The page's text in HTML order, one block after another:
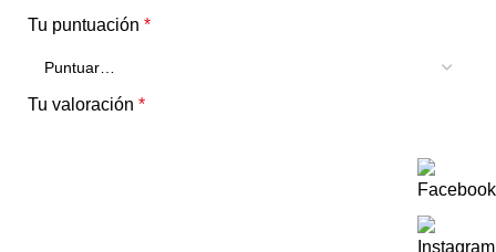
Tu puntuación *
Tu valoración *